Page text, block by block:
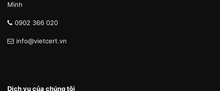
Minh
0902 366 020
info@vietcert.vn
Dịch vụ của chúng tôi